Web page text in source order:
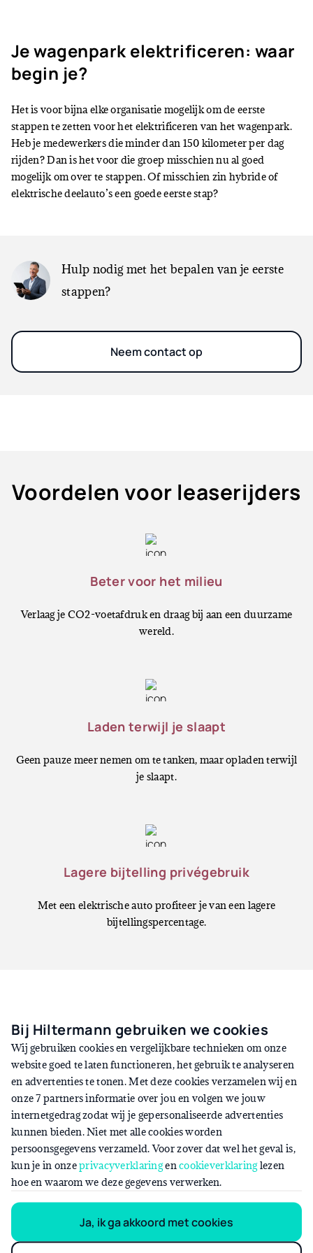
Je wagenpark elektrificeren: waar
begin je?
Het is voor bijna elke organisatie mogelijk om de eerste
stappen te zetten voor het elektrificeren van het wagenpark.
Heb je medewerkers die minder dan 150 kilometer per dag
rijden? Dan is het voor die groep misschien nu al goed
mogelijk om over te stappen. Of misschien zin hybride of
elektrische deelauto’s een goede eerste stap?
Hulp nodig met het bepalen van je eerste
stappen?
Neem contact op
Voordelen voor leaserijders
Beter voor het milieu
Verlaag je CO2-voetafdruk en draag bij aan een duurzame
wereld.
Laden terwijl je slaapt
Geen pauze meer nemen om te tanken, maar opladen terwijl
je slaapt.
Lagere bijtelling privégebruik
Met een elektrische auto profiteer je van een lagere
bijtellingspercentage.
Veel gemeenten en andere overheidsinstellingen stimuleren
elektrisch rijden via subsidies en regelingen. Deze subsidies
gelden niet alleen voor elektrische voertuigen, maar ook voor
laadpunten. In 2023 komen ondernemers en non-
profitinstellingen bij een nieuwe elektrische bedrijfsauto in
aanmerking voor een subsidie tot maximaal €5.000,-. Het
totale beschikbare budget voor dit jaar is €33 miljoen.
Klanten over elektrificeren
Bij Hiltermann gebruiken we cookies
Wij gebruiken cookies en vergelijkbare technieken om onze
website goed te laten functioneren, het gebruik te analyseren
en advertenties te tonen. Met deze cookies verzamelen wij en
onze 7 partners informatie over jou en volgen we jouw
internetgedrag zodat wij je gepersonaliseerde advertenties
kunnen bieden. Niet met alle cookies worden
persoonsgegevens verzameld. Voor zover dat wel het geval is,
kun je in onzeprivacyverklaringen cookieverklaringlezen
hoe en waarom we deze gegevens verwerken.
Ja, ik ga akkoord met cookies